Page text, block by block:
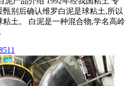
别后确认维罗白泥是球粘土,所以
土。 白泥是一种混合物,学名高岭